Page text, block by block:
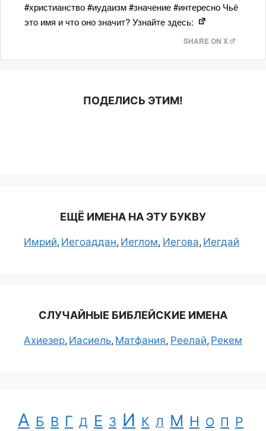
#христианство #иудаизм #значение #интересно Чьё
это имя и что оно значит? Узнайте здесь:
SHARE ON X
ПОДЕЛИСЬ ЭТИМ!
ЕЩЁ ИМЕНА НА ЭТУ БУКВУ
Имрий Иегоаддан Иеглом Иегова Иегдай
СЛУЧАЙНЫЕ БИБЛЕЙСКИЕ ИМЕНА
Ахиезер Иасиель Матфания Реелай Рекем
А Б В Г Д Е З И К Л М Н О П Р